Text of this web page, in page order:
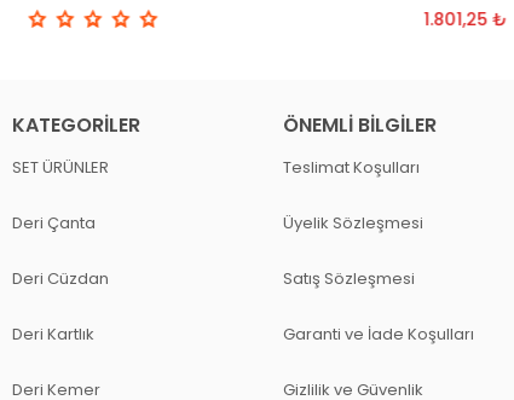
1.801,25 ₺
KATEGORILER
SET ÜRÜNLER
Deri Çanta
Deri Cüzdan
Deri Kartlık
Deri Kemer
ÖNEMLI BILGILER
Teslimat Koşulları
Üyelik Sözleşmesi
Satış Sözleşmesi
Garanti ve İade Koşulları
Gizlilik ve Güvenlik